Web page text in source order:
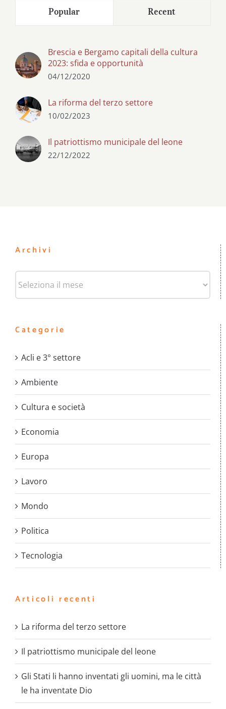
Popular Recent
Brescia e Bergamo capitali della cultura
2023: sfida e opportunità
04/12/2020
La riforma del terzo settore
10/02/2023
Il patriottismo municipale del leone
22/12/2022
Archivi
Categorie
Acli e 3° settore
Ambiente
Cultura e società
Economia
Europa
Lavoro
Mondo
Politica
Tecnologia
Articoli recenti
La riforma del terzo settore
Il patriottismo municipale del leone
Gli Stati li hanno inventati gli uomini, ma le città
le ha inventate Dio